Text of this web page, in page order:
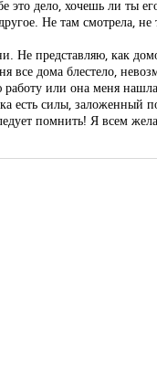
это дело, хочешь ли ты
Не там смотрела, не
Не представляю, как
все дома блестело,
или она меня
есть силы, заложенный
помнить! Я всем